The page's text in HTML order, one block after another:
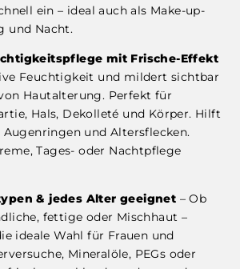
ein – ideal auch als Make-up-
und Nacht.
mit Frische-Effekt
Feuchtigkeit und mildert sichtbar
Hautalterung. Perfekt für
Hals, Dekolleté und Körper. Hilft
Augenringen und Altersflecken.
Tages- oder Nachtpflege
& jedes Alter geeignet – Ob
fettige oder Mischhaut –
ideale Wahl für Frauen und
Mineralöle, PEGs oder